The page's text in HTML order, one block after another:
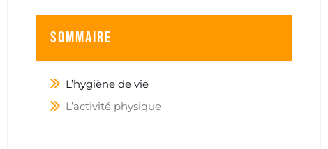
Sommaire
L’hygiène de vie
L’activité physique